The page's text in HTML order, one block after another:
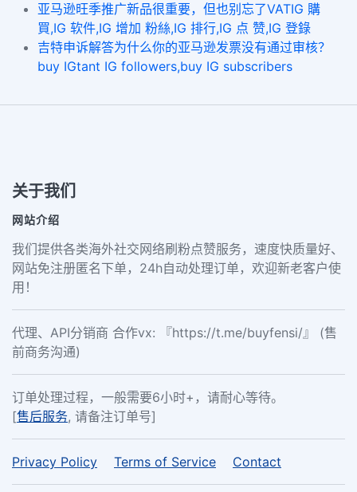
亚马逊旺季推广新品很重要，但也别忘了VATIG 購
買,IG 软件,IG 增加 粉絲,IG 排行,IG 点 赞,IG 登錄
吉特申诉解答为什么你的亚马逊发票没有通过审核？
buy IGtant IG followers,buy IG subscribers
关于我们
网站介绍
我们提供各类海外社交网络刷粉点赞服务，速度快质量好、
网站免注册匿名下单，24h自动处理订单，欢迎新老客户使
用！
代理、API分销商 合作vx: 『https://t.me/buyfensi/』 (售
前商务沟通)
订单处理过程，一般需要6小时+，请耐心等待。
[售后服务, 请备注订单号]
Privacy Policy Terms of Service Contact